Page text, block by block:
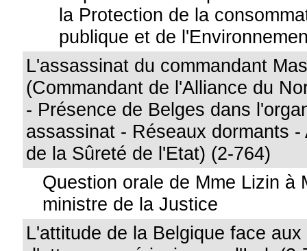
la Protection de la
publique et de
L'assassinat du commandant
(Commandant de l'Alliance du
- Présence de Belges dans
assassinat - Réseaux dormants -
de la Sûreté de l'Etat) (2-764)
Question orale de Mme Lizin à
ministre de la Justice
L'attitude de la Belgique face